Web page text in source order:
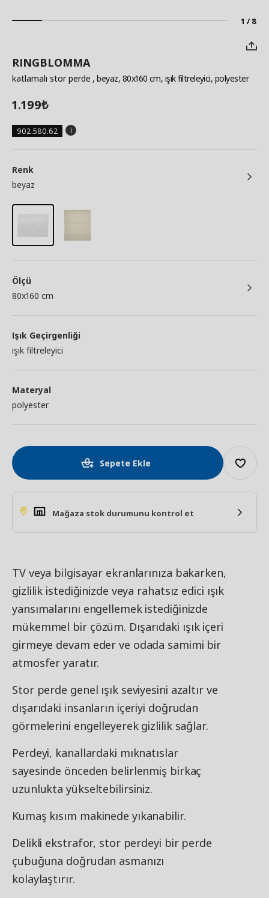
1 / 8
RINGBLOMMA
katlamalı stor perde , beyaz, 80x160 cm, ışık filtreleyici, polyester
1.199₺
902.580.62
Renk
beyaz
Ölçü
80x160 cm
Işık Geçirgenliği
ışık filtreleyici
Materyal
polyester
Sepete Ekle
Mağaza stok durumunu kontrol et
TV veya bilgisayar ekranlarınıza bakarken,
gizlilik istediğinizde veya rahatsız edici ışık
yansımalarını engellemek istediğinizde
mükemmel bir çözüm. Dışarıdaki ışık içeri
girmeye devam eder ve odada samimi bir
atmosfer yaratır.
Stor perde genel ışık seviyesini azaltır ve
dışarıdaki insanların içeriyi doğrudan
görmelerini engelleyerek gizlilik sağlar.
Perdeyi, kanallardaki mıknatıslar
sayesinde önceden belirlenmiş birkaç
uzunlukta yükseltebilirsiniz.
Kumaş kısım makinede yıkanabilir.
Delikli ekstrafor, stor perdeyi bir perde
çubuğuna doğrudan asmanızı
kolaylaştırır.